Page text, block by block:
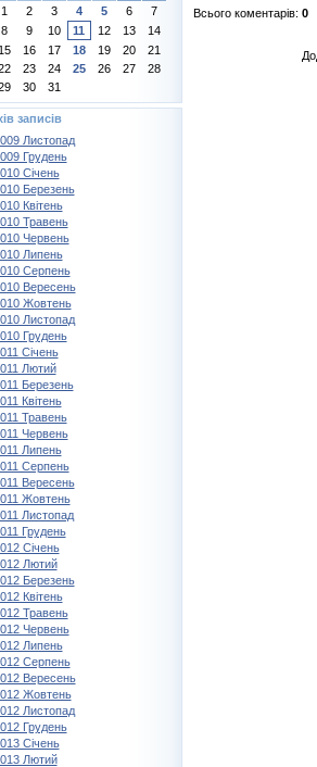
1
2 3 4 5 6
7
8
9 10 11 12 13
14
15
16 17 18 19 20
21
23 24 25 26 27
28
30 31
записів
Листопад
Грудень
Січень
Березень
Квітень
Травень
Червень
Липень
Серпень
Вересень
Жовтень
Листопад
Грудень
Січень
Лютий
Березень
Квітень
Травень
Червень
Липень
Серпень
Вересень
Жовтень
Листопад
Грудень
Січень
Лютий
Березень
Квітень
Травень
Червень
Липень
Серпень
Вересень
Жовтень
Листопад
Грудень
Січень
Лютий
Всього коментарів: 0